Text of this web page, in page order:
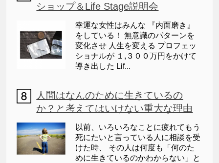
ショップ＆Life Stage説明会
幸運な女性はみんな 『内面磨き』
をしている！ 無意識のパターンを
変化させ 人生を変える プロフェッ
ショナルが １,３００万円をかけて
導き出した Lif...
人間はなんのために生きているの
か？と考えてはいけない重大な理由
以前、いろいろなことに疲れてもう
死にたいと言っている人に相談を受
けた時、 その人は何度も「何のた
めに生きているのかわからない」と